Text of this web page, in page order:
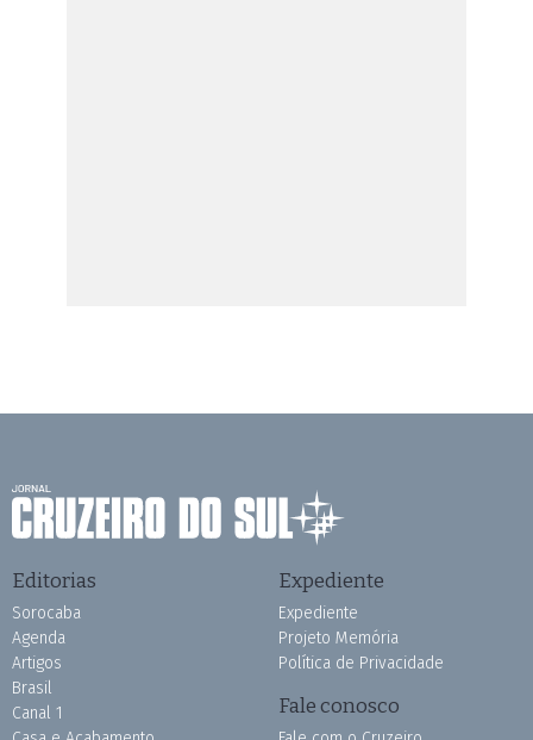
Editorias
Sorocaba
Agenda
Artigos
Brasil
Canal 1
Expediente
Expediente
Projeto Memória
Política de Privacidade
Fale conosco